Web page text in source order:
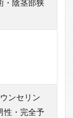
・陰茎部狭
ンセリン
性・完全予